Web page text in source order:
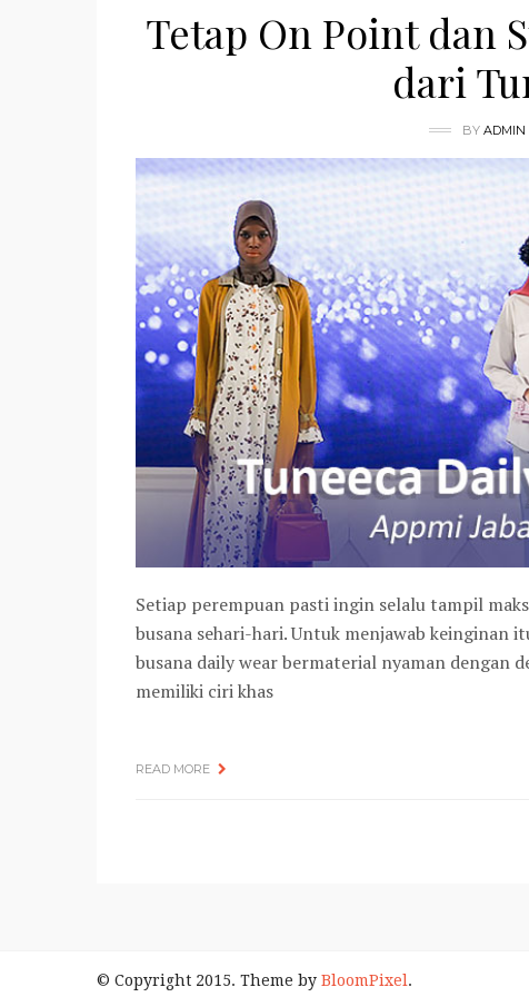
Tetap On Point dan
dari
BY ADMIN
Setiap perempuan pasti ingin selalu tampil
busana sehari-hari. Untuk menjawab keinginan
busana daily wear bermaterial nyaman dengan
memiliki ciri khas
READ MORE
© Copyright 2015. Theme by BloomPixel .